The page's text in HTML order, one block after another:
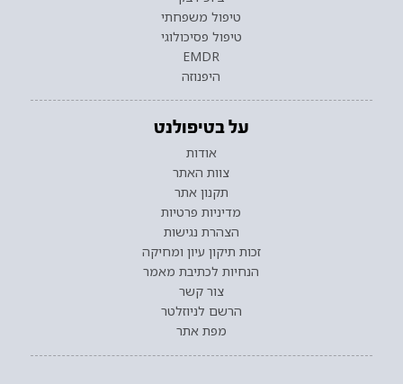
טיפול משפחתי
טיפול פסיכולוגי
EMDR
היפנוזה
על בטיפולנט
אודות
צוות האתר
תקנון אתר
מדיניות פרטיות
הצהרת נגישות
זכות תיקון עיון ומחיקה
הנחיות לכתיבת מאמר
צור קשר
הרשם לניוזלטר
מפת אתר